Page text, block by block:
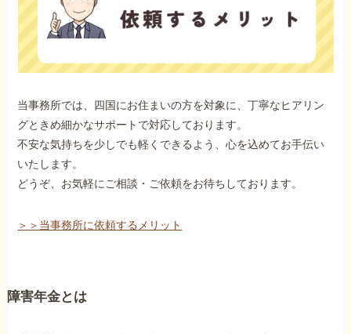
当事務所では、四国にお住まいの方を対象に、丁寧なヒアリン
グときめ細かなサポートで対応しております。
不安な気持ちを少しでも軽くできるよう、心を込めてお手伝い
いたします。
どうぞ、お気軽にご相談・ご依頼をお待ちしております。
＞＞当事務所に依頼するメリット
障害年金とは